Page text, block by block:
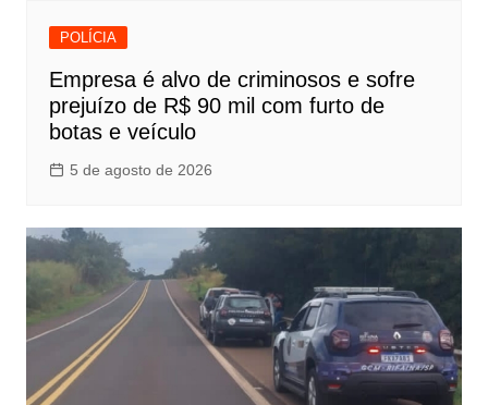
POLÍCIA
Empresa é alvo de criminosos e sofre
prejuízo de R$ 90 mil com furto de
botas e veículo
5 de agosto de 2026